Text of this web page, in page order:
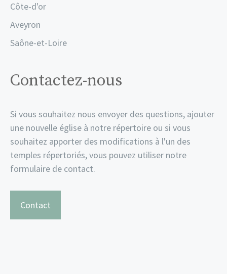
Côte-d'or
Aveyron
Saône-et-Loire
Contactez-nous
Si vous souhaitez nous envoyer des questions, ajouter
une nouvelle église à notre répertoire ou si vous
souhaitez apporter des modifications à l'un des
temples répertoriés, vous pouvez utiliser notre
formulaire de contact.
Contact